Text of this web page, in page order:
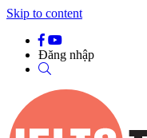
Skip to content
Đăng nhập